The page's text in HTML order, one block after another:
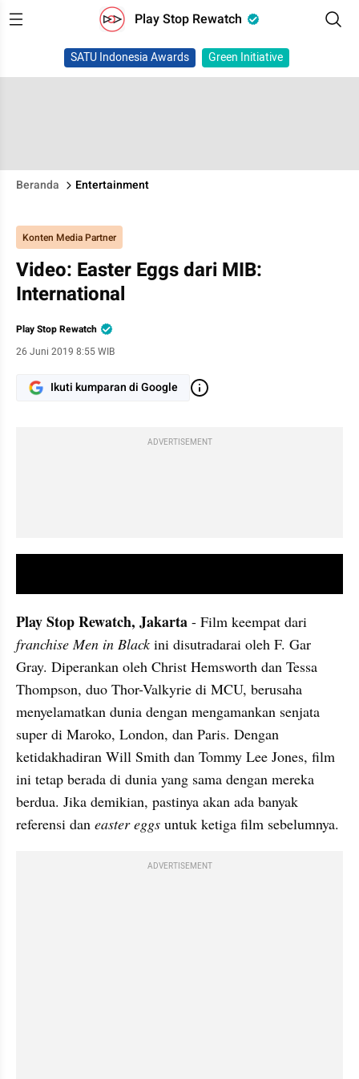
Play Stop Rewatch
SATU Indonesia Awards Green Initiative
Beranda Entertainment
Konten Media Partner
Video: Easter Eggs dari MIB:
International
Play Stop Rewatch
26 Juni 2019 8:55 WIB
Ikuti kumparan di Google
ADVERTISEMENT
Play Stop Rewatch, Jakarta
franchise Men in Black ini disutradarai oleh F. Gar
Gray. Diperankan oleh Christ Hemsworth dan Tessa
Thompson, duo Thor-Valkyrie di MCU, berusaha
menyelamatkan dunia dengan mengamankan senjata
super di Maroko, London, dan Paris. Dengan
ketidakhadiran Will Smith dan Tommy Lee Jones, film
ini tetap berada di dunia yang sama dengan mereka
berdua. Jika demikian, pastinya akan ada banyak
referensi dan easter eggs untuk ketiga film sebelumnya.
ADVERTISEMENT